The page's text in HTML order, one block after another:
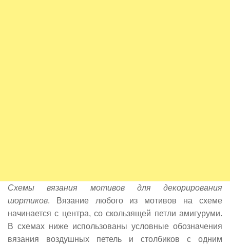
Схемы вязания мотивов для декорирования
шортиков. Вязание любого из мотивов на схеме
начинается с центра, со скользящей петли амигуруми.
В схемах ниже использованы условные обозначения
вязания воздушных петель и столбиков с одним